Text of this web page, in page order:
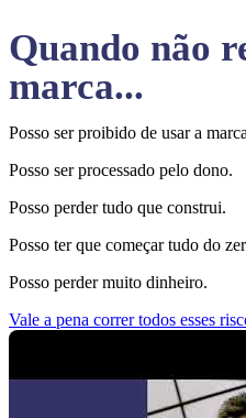
Quando não
marca...
Posso ser proibido de usar a
Posso ser processado pelo dono.
Posso perder tudo que construi.
Posso ter que começar tudo do
Posso perder muito dinheiro.
Vale a pena correr todos esses